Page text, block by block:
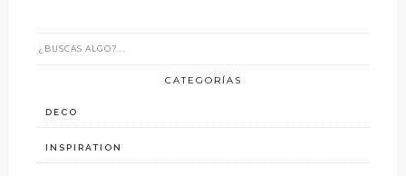
CATEGORÍAS
DECO
INSPIRATION